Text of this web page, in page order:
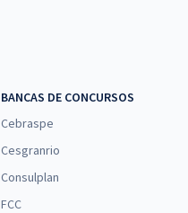
BANCAS DE CONCURSOS
Cebraspe
Cesgranrio
Consulplan
FCC